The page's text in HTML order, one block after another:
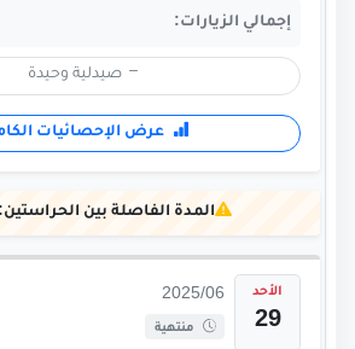
إجمالي الزيارات:
صيدلية وحيدة
عرض الإحصائيات
المدة الفاصلة بين
الأحد
29
2025/06
منتهية